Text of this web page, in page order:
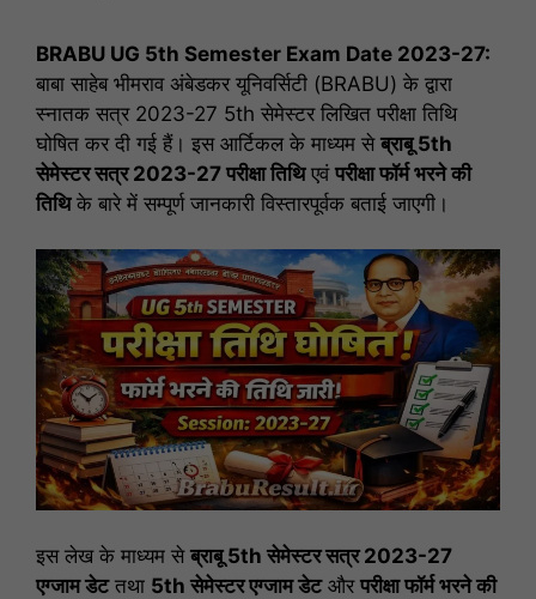
BRABU UG 5th Semester Exam Date 2023-27:
बाबा साहेब भीमराव अंबेडकर यूनिवर्सिटी (BRABU) के द्वारा
स्नातक सत्र 2023-27 5th सेमेस्टर लिखित परीक्षा तिथि
घोषित कर दी गई हैं। इस आर्टिकल के माध्यम से ब्राबू 5th
सेमेस्टर सत्र 2023-27 परीक्षा तिथिएवं परीक्षा फॉर्म भरने की
तिथिके बारे में सम्पूर्णजानकारी विस्तारपूर्वक बताई जाएगी।
इस लेख के माध्यम से ब्राबू 5th सेमेस्टर सत्र 2023-27
एग्जाम डेटतथा 5th सेमेस्टर एग्जाम डेटऔर परीक्षा फॉर्म भरने की